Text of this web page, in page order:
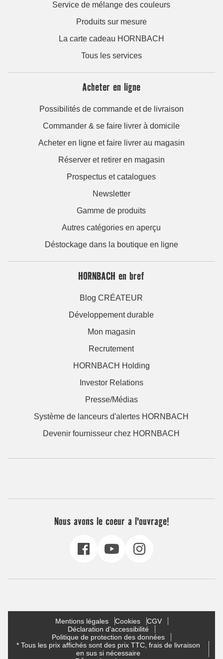
Service de mélange des couleurs
Produits sur mesure
La carte cadeau HORNBACH
Tous les services
Acheter en ligne
Possibilités de commande et de livraison
Commander & se faire livrer à domicile
Acheter en ligne et faire livrer au magasin
Réserver et retirer en magasin
Prospectus et catalogues
Newsletter
Gamme de produits
Autres catégories en aperçu
Déstockage dans la boutique en ligne
HORNBACH en bref
Blog CRÉATEUR
Développement durable
Mon magasin
Recrutement
HORNBACH Holding
Investor Relations
Presse/Médias
Système de lanceurs d'alertes HORNBACH
Devenir fournisseur chez HORNBACH
Nous avons le coeur a l'ouvrage!
Mentions légales Cookies
CGV
Déclaration d'accessibilité
Politique de protection des données
* Tous les prix affichés sont des prix TTC, frais de livraison
en sus si nécessaire